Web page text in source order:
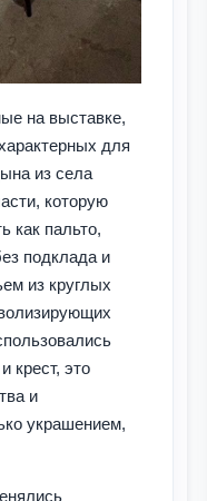
на выставке,
для
из села
которую
как пальто,
подклада и
из круглых
крест, это
и
украшением,